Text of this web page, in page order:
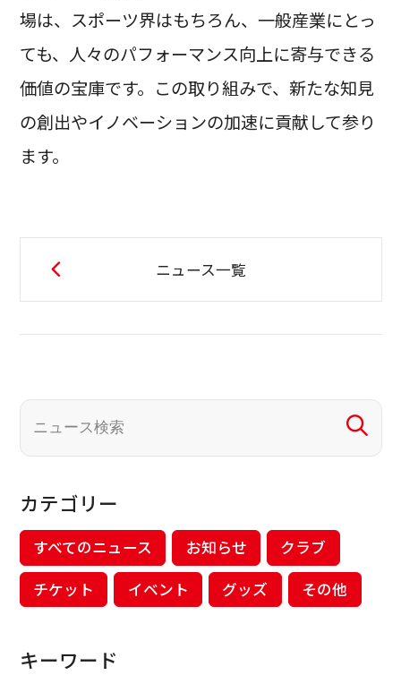
場は、スポーツ界はもちろん、一般産業にとっ
ても、人々のパフォーマンス向上に寄与できる
価値の宝庫です。この取り組みで、新たな知見
の創出やイノベーションの加速に貢献して参り
ます。
ニュース一覧
カテゴリー
すべてのニュース お知らせ
クラブ
チケット
イベント グッズ その他
キーワード